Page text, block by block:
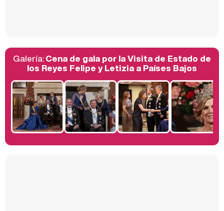
Belén Esteban: "Estoy emocionada, muy contenta y muy feliz por llegar a RTVE"
Manu Baqueiro: "Tuve como referente a Bruce Willis en 'Luz de Luna' para mi trabajo en la serie 'Perdiendo el juicio'"
Galería:Cena de gala por la Visita de Estado de
los Reyes Felipe y Letizia a Países Bajos